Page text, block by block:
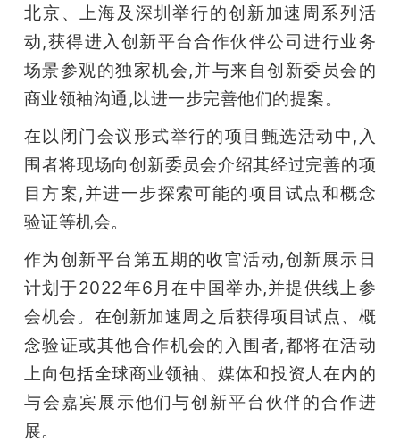
北京、上海及深圳举行的创新加速周系列活
动,获得进入创新平台合作伙伴公司进行业务
场景参观的独家机会,并与来自创新委员会的
商业领袖沟通,以进一步完善他们的提案。
在以闭门会议形式举行的项目甄选活动中,入
围者将现场向创新委员会介绍其经过完善的项
目方案,并进一步探索可能的项目试点和概念
验证等机会。
作为创新平台第五期的收官活动,创新展示日
计划于2022年6月在中国举办,并提供线上参
会机会。在创新加速周之后获得项目试点、概
念验证或其他合作机会的入围者,都将在活动
上向包括全球商业领袖、媒体和投资人在内的
与会嘉宾展示他们与创新平台伙伴的合作进
展。